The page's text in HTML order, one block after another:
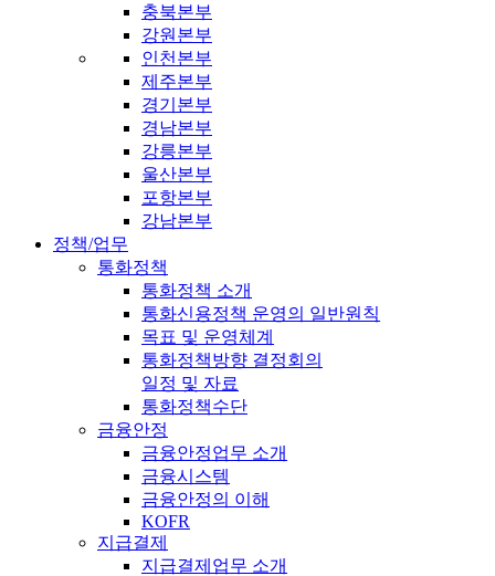
충북본부
강원본부
인천본부
제주본부
경기본부
경남본부
강릉본부
울산본부
포항본부
강남본부
정책/업무
통화정책
통화정책 소개
통화신용정책 운영의 일반원칙
목표 및 운영체계
통화정책방향 결정회의
일정 및 자료
통화정책수단
금융안정
금융안정업무 소개
금융시스템
금융안정의 이해
KOFR
지급결제
지급결제업무 소개